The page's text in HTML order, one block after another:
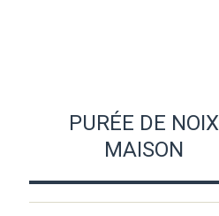
PURÉE DE NOIX
MAISON